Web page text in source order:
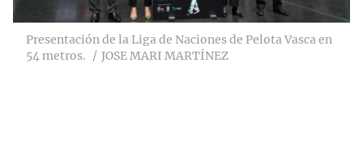
Presentación de la Liga de Naciones de Pelota Vasca en
54 metros.
JOSE MARI MARTÍNEZ